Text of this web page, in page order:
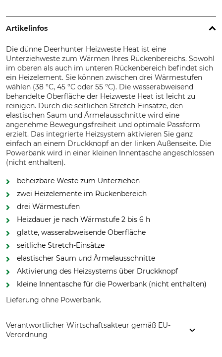
Artikelinfos
Die dünne Deerhunter Heizweste Heat ist eine
Unterziehweste zum Wärmen Ihres Rückenbereichs. Sowohl
im oberen als auch im unteren Rückenbereich befindet sich
ein Heizelement. Sie können zwischen drei Wärmestufen
wählen (38 °C, 45 °C oder 55 °C). Die wasserabweisend
behandelte Oberfläche der Heizweste Heat ist leicht zu
reinigen. Durch die seitlichen Stretch-Einsätze, den
elastischen Saum und Ärmelausschnitte wird eine
angenehme Bewegungsfreiheit und optimale Passform
erzielt. Das integrierte Heizsystem aktivieren Sie ganz
einfach an einem Druckknopf an der linken Außenseite. Die
Powerbank wird in einer kleinen Innentasche angeschlossen
(nicht enthalten).
beheizbare Weste zum Unterziehen
zwei Heizelemente im Rückenbereich
drei Wärmestufen
Heizdauer je nach Wärmstufe 2 bis 6 h
glatte, wasserabweisende Oberfläche
seitliche Stretch-Einsätze
elastischer Saum und Ärmelausschnitte
Aktivierung des Heizsystems über Druckknopf
kleine Innentasche für die Powerbank (nicht enthalten)
Lieferung ohne Powerbank.
Verantwortlicher Wirtschaftsakteur gemäß EU-
Verordnung